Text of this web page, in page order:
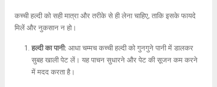
कच्ची हल्दी को सही मात्रा और तरीके से ही लेना चाहिए, ताकि इसके फायदे
मिलें और नुकसान न हो।
हल्दी का पानी: आधा चम्मच कच्ची हल्दी को गुनगुने पानी में डालकर
सुबह खाली पेट लें। यह पाचन सुधारने और पेट की सूजन कम करने
में मदद करता है।